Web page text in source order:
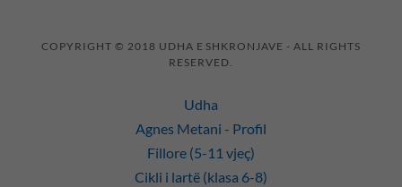
COPYRIGHT © 2018 UDHA E SHKRONJAVE - ALL RIGHTS
RESERVED.
Udha
Agnes Metani - Profil
Fillore (5-11 vjeç)
Cikli i lartë (klasa 6-8)